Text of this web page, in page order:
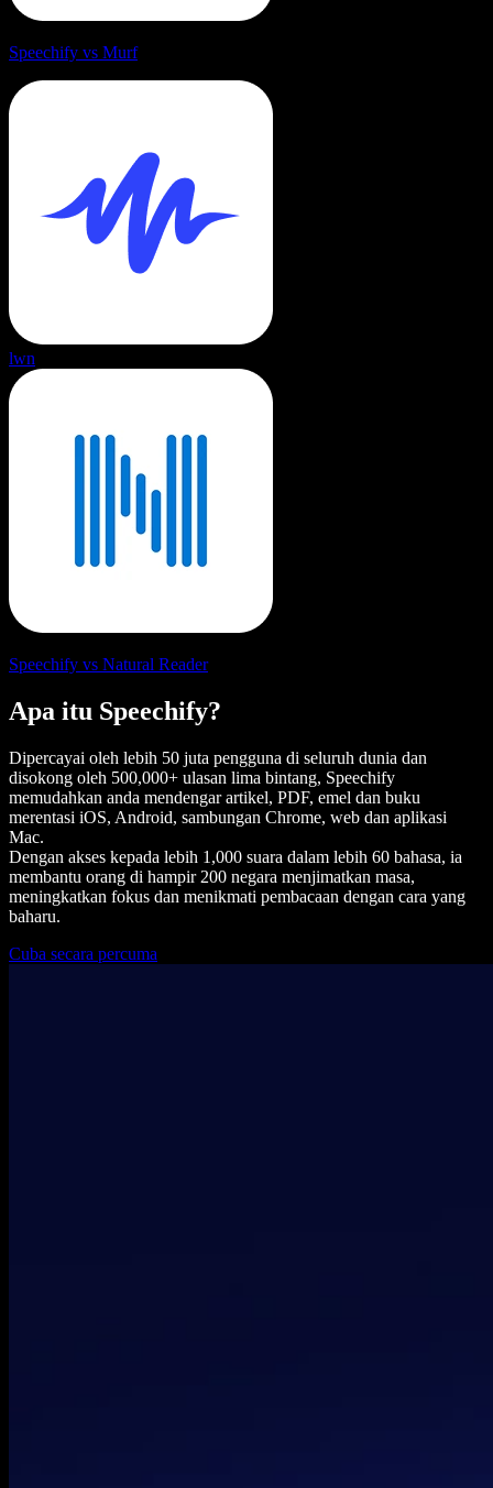
Speechify vs Murf
lwn
Speechify vs Natural Reader
Apa itu Speechify?
Dipercayai oleh lebih 50 juta pengguna di seluruh dunia dan
disokong oleh 500,000+ ulasan lima bintang, Speechify
memudahkan anda mendengar artikel, PDF, emel dan buku
merentasi iOS, Android, sambungan Chrome, web dan aplikasi
Mac.
Dengan akses kepada lebih 1,000 suara dalam lebih 60 bahasa, ia
membantu orang di hampir 200 negara menjimatkan masa,
meningkatkan fokus dan menikmati pembacaan dengan cara yang
baharu.
Cuba secara percuma